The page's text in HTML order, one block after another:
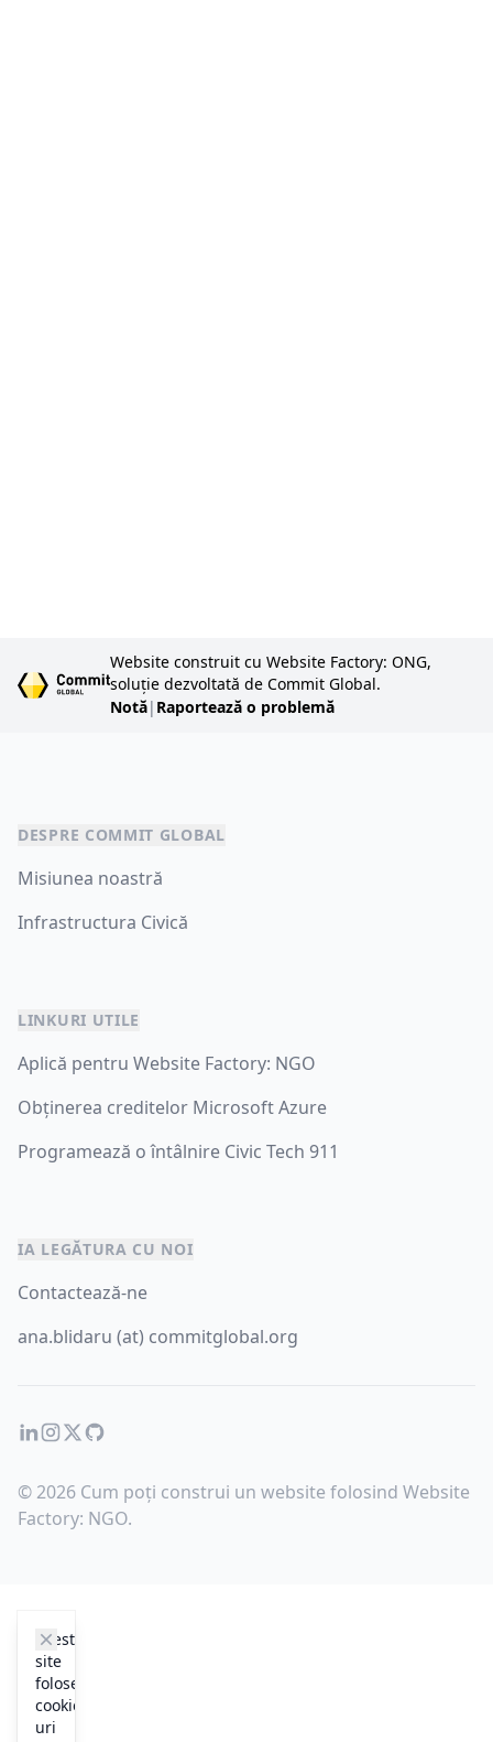
Website construit cu Website Factory: ONG,
soluție dezvoltată de Commit Global.
Notă| Raportează o problemă
DESPRE COMMIT GLOBAL
Misiunea noastră
Infrastructura Civică
LINKURI UTILE
Aplică pentru Website Factory: NGO
Obținerea creditelor Microsoft Azure
Programează o întâlnire Civic Tech 911
IA LEGĂTURA CU NOI
Contactează-ne
ana.blidaru (at) commitglobal.org
LinkedIn
Instagram
TwitterGitHub
© 2026 Cum poți construi un website folosind Website
Factory: NGO.
Acest
site
folosește
cookie-
uri
cookie_notice.clos3